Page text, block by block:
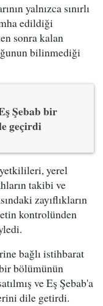
yalnızca sınırlı
edildiği
sonra kalan
bilinmediği
Şebab bir
geçirdi
yerel
takibi ve
zayıflıkların
kontrolünden
bağlı istihbarat
bölümünün
ve Eş Şebab'a
dile getirdi.